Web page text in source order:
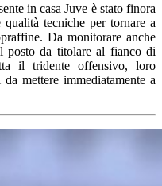
in casa Juve è stato finora
tecniche per tornare a
Da monitorare anche
posto da titolare al fianco di
il tridente offensivo, loro
mettere immediatamente a